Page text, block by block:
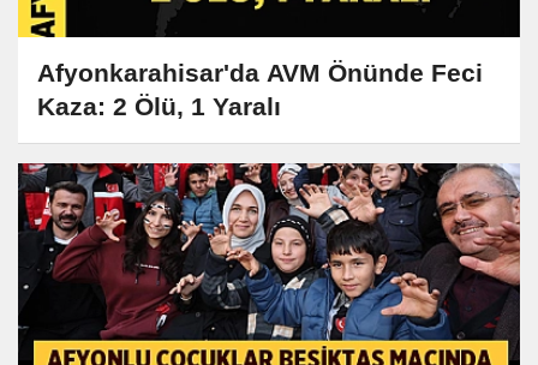
Afyonkarahisar'da AVM Önünde Feci
Kaza: 2 Ölü, 1 Yaralı